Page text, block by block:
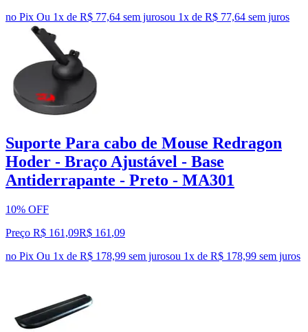
no Pix Ou 1x de R$ 77,64 sem jurosou 1x de R$ 77,64 sem juros
Suporte Para cabo de Mouse Redragon
Hoder - Braço Ajustável - Base
Antiderrapante - Preto - MA301
10% OFF
Preço R$ 161,09R$ 161 ,09
no Pix Ou 1x de R$ 178,99 sem jurosou 1x de R$ 178,99 sem juros